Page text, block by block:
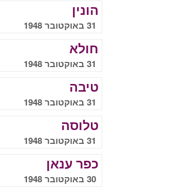
הונין
31 באוקטובר 1948
חולא
31 באוקטובר 1948
טיבה
31 באוקטובר 1948
טלוסה
31 באוקטובר 1948
כפר ענאן
30 באוקטובר 1948